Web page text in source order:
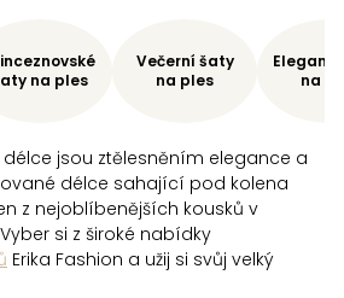
délce jsou ztělesněním elegance a
délce sahající pod kolena
z nejoblíbenějších kousků v
si z široké nabídky
Erika Fashion a užij si svůj velký
na ples
Večerní šaty
na ples
na